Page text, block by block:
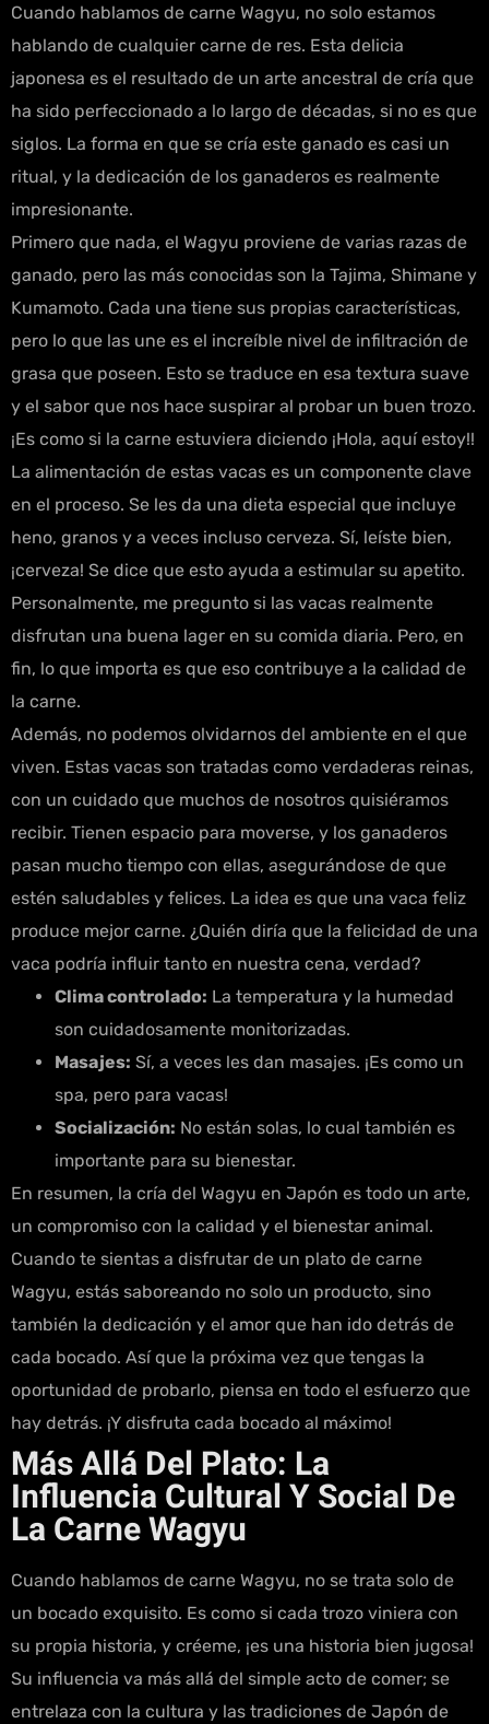
Cuando hablamos de carne Wagyu, no solo estamos
hablando de cualquier carne de res. Esta delicia
japonesa es el resultado de un arte ancestral de cría que
ha sido perfeccionado a lo largo de décadas, si no es que
siglos. La forma en que se cría este ganado es casi un
ritual, y la dedicación de los ganaderos es realmente
impresionante.
Primero que nada, el Wagyu proviene de varias razas de
ganado, pero las más conocidas son la Tajima, Shimane y
Kumamoto. Cada una tiene sus propias características,
pero lo que las une es el increíble nivel de infiltración de
grasa que poseen. Esto se traduce en esa textura suave
y el sabor que nos hace suspirar al probar un buen trozo.
¡Es como si la carne estuviera diciendo ¡Hola, aquí estoy!!
La alimentación de estas vacas es un componente clave
en el proceso. Se les da una dieta especial que incluye
heno, granos y a veces incluso cerveza. Sí, leíste bien,
¡cerveza! Se dice que esto ayuda a estimular su apetito.
Personalmente, me pregunto si las vacas realmente
disfrutan una buena lager en su comida diaria. Pero, en
fin, lo que importa es que eso contribuye a la calidad de
la carne.
Además, no podemos olvidarnos del ambiente en el que
viven. Estas vacas son tratadas como verdaderas reinas,
con un cuidado que muchos de nosotros quisiéramos
recibir. Tienen espacio para moverse, y los ganaderos
pasan mucho tiempo con ellas, asegurándose de que
estén saludables y felices. La idea es que una vaca feliz
produce mejor carne. ¿Quién diría que la felicidad de una
vaca podría influir tanto en nuestra cena, verdad?
Clima controlado: La temperatura y la humedad
son cuidadosamente monitorizadas.
Masajes: Sí, a veces les dan masajes. ¡Es como un
spa, pero para vacas!
Socialización: No están solas, lo cual también es
importante para su bienestar.
En resumen, la cría del Wagyu en Japón es todo un arte,
un compromiso con la calidad y el bienestar animal.
Cuando te sientas a disfrutar de un plato de carne
Wagyu, estás saboreando no solo un producto, sino
también la dedicación y el amor que han ido detrás de
cada bocado. Así que la próxima vez que tengas la
oportunidad de probarlo, piensa en todo el esfuerzo que
hay detrás. ¡Y disfruta cada bocado al máximo!
Más Allá Del Plato: La
Influencia Cultural Y Social De
La Carne Wagyu
Cuando hablamos de carne Wagyu, no se trata solo de
un bocado exquisito. Es como si cada trozo viniera con
su propia historia, y créeme, ¡es una historia bien jugosa!
Su influencia va más allá del simple acto de comer; se
entrelaza con la cultura y las tradiciones de Japón de